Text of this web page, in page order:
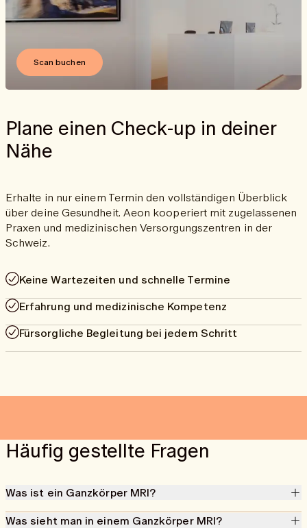
Plane einen Check-up in deiner
Nähe
Erhalte in nur einem Termin den vollständigen Überblick
über deine Gesundheit. Aeon kooperiert mit zugelassenen
Praxen und medizinischen Versorgungszentren in der
Schweiz.
Keine Wartezeiten und schnelle Termine
Erfahrung und medizinische Kompetenz
Fürsorgliche Begleitung bei jedem Schritt
Scan buchen
Häufig gestellte Fragen
Was ist ein Ganzkörper MRI?
Ein MRI-Ganzkörperscan ist eine schonende Methode, die mit
Was sieht man in einem Ganzkörper MRI?